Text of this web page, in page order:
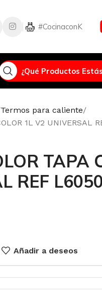
#CocinaconK
¿Qué Productos
Termos para caliente
1L V2 UNIVERSAL
TAPA
REF
Añadir a deseos